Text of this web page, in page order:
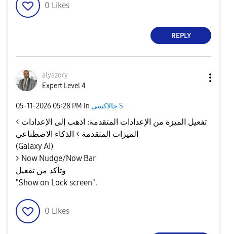
0 Likes
REPLY
alyazory
Expert Level 4
‎05-11-2026 05:28 PM in جالاكسى S
تفعيل الميزة من الإعدادات المتقدمة: اذهب إلى الإعدادات >
الميزات المتقدمة > الذكاء الاصطناعي
(Galaxy AI)
> Now Nudge/Now Bar
وتأكد من تفعيل
"Show on Lock screen".
0 Likes